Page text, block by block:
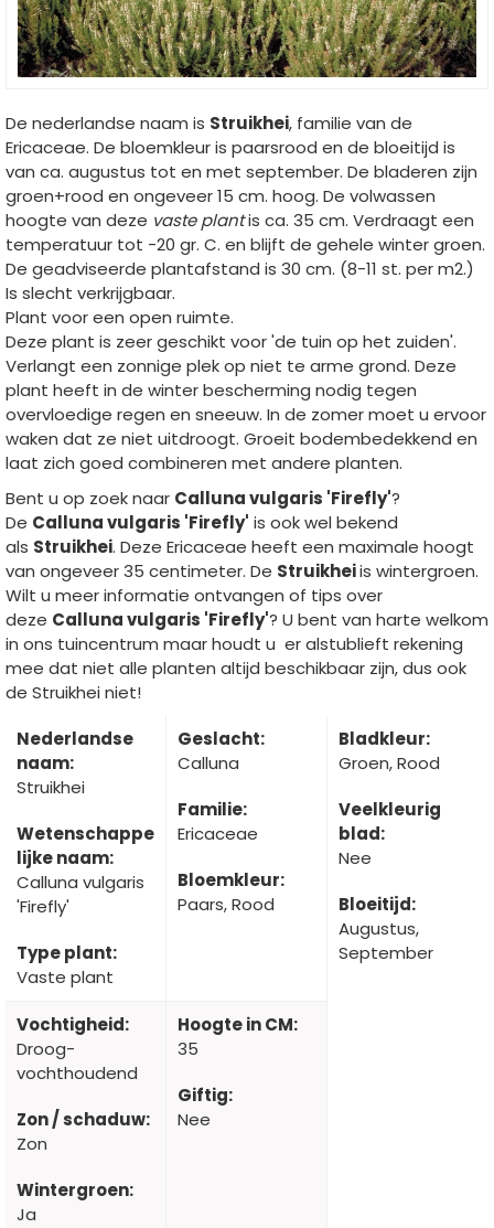
De nederlandse naam is Struikhei, familie van de
Ericaceae. De bloemkleur is paarsrood en de bloeitijd is
van ca. augustus tot en met september. De bladeren zijn
groen+rood en ongeveer 15 cm. hoog. De volwassen
hoogte van deze vaste plantis ca. 35 cm. Verdraagt een
temperatuur tot -20 gr. C. en blijft de gehele winter groen.
De geadviseerde plantafstand is 30 cm. (8-11 st. per m2.)
Is slecht verkrijgbaar.
Plant voor een open ruimte.
Deze plant is zeer geschikt voor 'de tuin op het zuiden'.
Verlangt een zonnige plek op niet te arme grond. Deze
plant heeft in de winter bescherming nodig tegen
overvloedige regen en sneeuw. In de zomer moet u ervoor
waken dat ze niet uitdroogt. Groeit bodembedekkend en
laat zich goed combineren met andere planten.
Bent u op zoek naar Calluna vulgaris 'Firefly'?
De Calluna vulgaris 'Firefly' is ook wel bekend
als Struikhei. Deze Ericaceae heeft een maximale hoogt
van ongeveer 35 centimeter. De Struikheiis wintergroen.
Wilt u meer informatie ontvangen of tips over
deze Calluna vulgaris 'Firefly'? U bent van harte welkom
in ons tuincentrum maar houdt u er alstublieft rekening
mee dat niet alle planten altijd beschikbaar zijn, dus ook
de Struikhei niet!
Nederlandse
naam:
Struikhei
Wetenschappe
lijke naam:
Calluna vulgaris
'Firefly'
Type plant:
Vaste plant
Geslacht:
Calluna
Familie:
Ericaceae
Bloemkleur:
Paars, Rood
Bladkleur:
Groen, Rood
Veelkleurig
blad:
Nee
Bloeitijd:
Augustus,
September
Vochtigheid:
Droog-
vochthoudend
Zon / schaduw:
Zon
Wintergroen:
Ja
Hoogte in CM:
35
Giftig:
Nee